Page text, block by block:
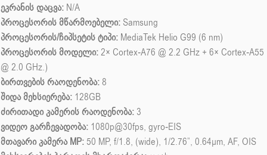
ეკრანის დაცვა: N/A
პროცესორის მწარმოებელი: Samsung
პროცესორის/ჩიპსეტის ტიპი: MediaTek Helio G99 (6 nm)
პროცესორის მოდელი:2× Cortex-A76 @ 2.2 GHz + 6× Cortex-A55
@ 2.0 GHz.)
ბირთვების რაოდენობა:8
შიდა მეხსიერება: 128GB
ძირითადი კამერის რაოდენობა: 3
ვიდეო გარჩევადობა: 1080p@30fps, gyro-EIS
მთავარი კამერა MP: 50 MP, f/1.8, (wide), 1/2.76”, 0.64µm, AF, OIS